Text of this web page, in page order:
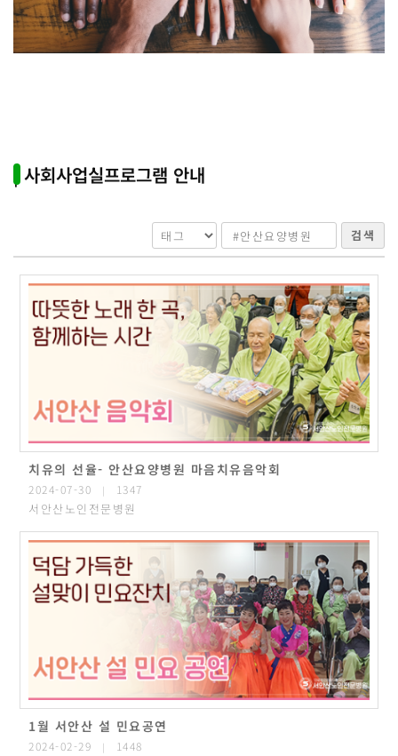
| 사회사업실프로그램 안내
검색
치유의 선율- 안산요양병원 마음치유음악회
2024-07-30 | 1347
서안산노인전문병원
1월 서안산 설 민요공연
2024-02-29 | 1448